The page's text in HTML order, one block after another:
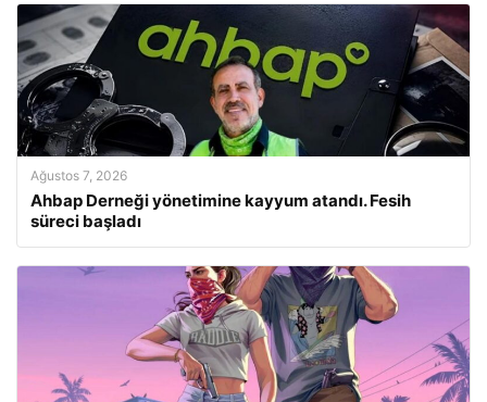
Ağustos 7, 2026
Ahbap Derneği yönetimine kayyum atandı. Fesih
süreci başladı